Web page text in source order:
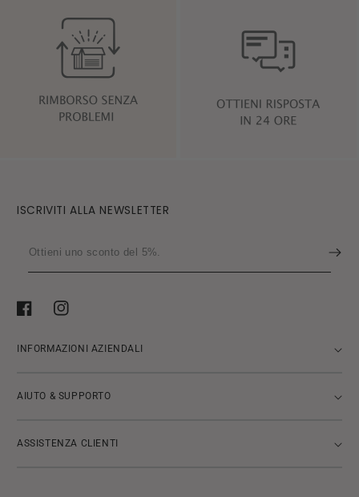
ISCRIVITI ALLA NEWSLETTER
Ottieni
uno
del
FacebookInstagram
INFORMAZIONI AZIENDALI
AIUTO & SUPPORTO
ASSISTENZA CLIENTI